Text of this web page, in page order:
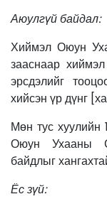
Аюулгүй байдал:
Хиймэл Оюун
зааснаар
эрсдэлийг
хийсэн үр дүнг
Мөн тус хуулийн
Оюун Ухааны
байдлыг
Ёс зүй: